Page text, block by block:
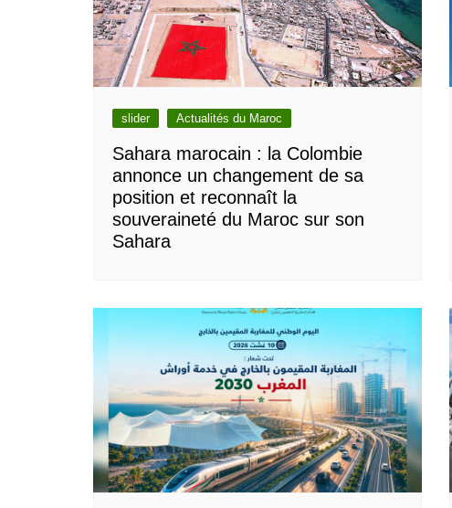
slider Actualités du Maroc
Sahara marocain : la Colombie
annonce un changement de sa
position et reconnaît la
souveraineté du Maroc sur son
Sahara